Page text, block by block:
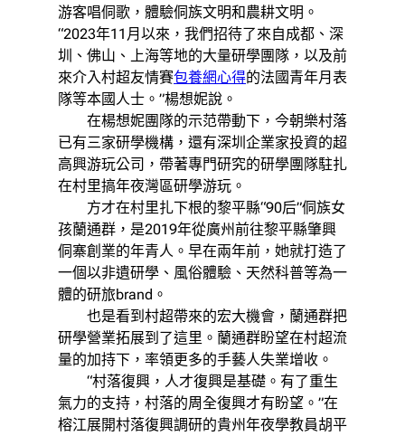
游客唱侗歌，體驗侗族文明和農耕文明。
“2023年11月以來，我們招待了來自成都、深
圳、佛山、上海等地的大量研學團隊，以及前
來介入村超友情賽包養網心得的法國青年月表
隊等本國人士。”楊想妮說。
在楊想妮團隊的示范帶動下，今朝樂村落
已有三家研學機構，還有深圳企業家投資的超
高興游玩公司，帶著專門研究的研學團隊駐扎
在村里搞年夜灣區研學游玩。
方才在村里扎下根的黎平縣“90后”侗族女
孩蘭通群，是2019年從廣州前往黎平縣肇興
侗寨創業的年青人。早在兩年前，她就打造了
一個以非遺研學、風俗體驗、天然科普等為一
體的研旅brand。
也是看到村超帶來的宏大機會，蘭通群把
研學營業拓展到了這里。蘭通群盼望在村超流
量的加持下，率領更多的手藝人失業增收。
“村落復興，人才復興是基礎。有了重生
氣力的支持，村落的周全復興才有盼望。”在
榕江展開村落復興調研的貴州年夜學教員胡平